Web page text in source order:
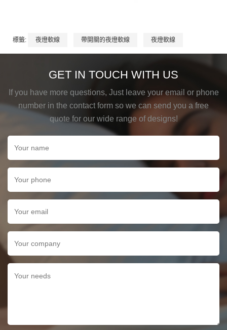
標籤: 夜燈軟線 帶開關的夜燈軟線 夜燈軟線
GET IN TOUCH WITH US
If you have more questions, Just leave your email or phone
number in the contact form so we can send you a free
quote for our wide range of designs!